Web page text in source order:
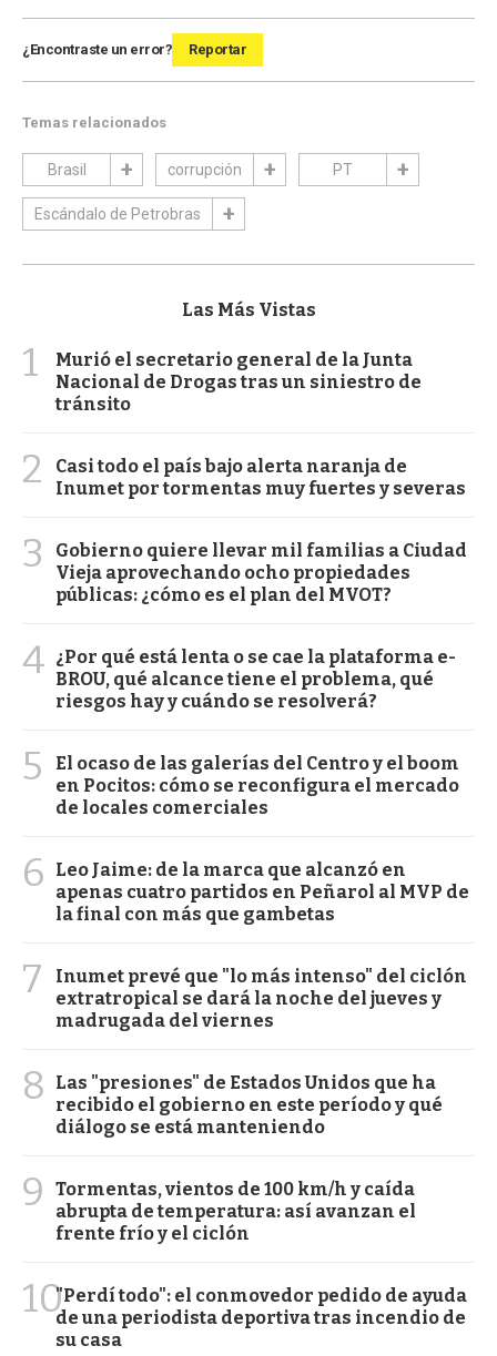
¿Encontraste un error? Reportar
Temas relacionados
Brasil corrupción PT
Escándalo de Petrobras
Las Más Vistas
1
Murió el secretario general de la Junta
Nacional de Drogas tras un siniestro de
tránsito
2
Casi todo el país bajo alerta naranja de
Inumet por tormentas muy fuertes y severas
3
Gobierno quiere llevar mil familias a Ciudad
Vieja aprovechando ocho propiedades
públicas: ¿cómo es el plan del MVOT?
4 ¿Por qué está lenta o se cae la plataforma e-
BROU, qué alcance tiene el problema, qué
riesgos hay y cuándo se resolverá?
5
El ocaso de las galerías del Centro y el boom
en Pocitos: cómo se reconfigura el mercado
de locales comerciales
6
Leo Jaime: de la marca que alcanzó en
apenas cuatro partidos en Peñarol al MVP de
la final con más que gambetas
7
Inumet prevé que "lo más intenso" del ciclón
extratropical se dará la noche del jueves y
madrugada del viernes
8
Las "presiones" de Estados Unidos que ha
recibido el gobierno en este período y qué
diálogo se está manteniendo
9
Tormentas, vientos de 100 km/h y caída
abrupta de temperatura: así avanzan el
frente frío y el ciclón
10"Perdí todo": el conmovedor pedido de ayuda
de una periodista deportiva tras incendio de
su casa